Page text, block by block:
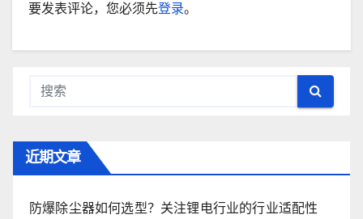
要发表评论，您必须先登录。
近期文章
防爆除尘器如何选型？关注锂电行业的行业适配性